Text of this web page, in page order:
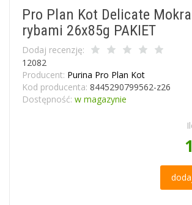
Pro Plan Kot Delicate
rybami 26x85g PAKIET
Dodaj recenzję:
12082
Producent: Purina Pro Plan Kot
Kod producenta: 8445290799562-z26
Dostępność: w magazynie